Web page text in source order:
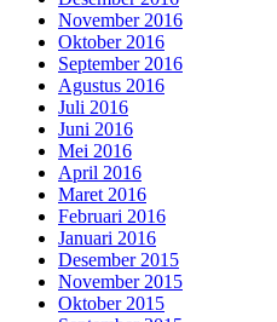
November 2016
Oktober 2016
September 2016
Agustus 2016
Juli 2016
Juni 2016
Mei 2016
April 2016
Maret 2016
Februari 2016
Januari 2016
Desember 2015
November 2015
Oktober 2015